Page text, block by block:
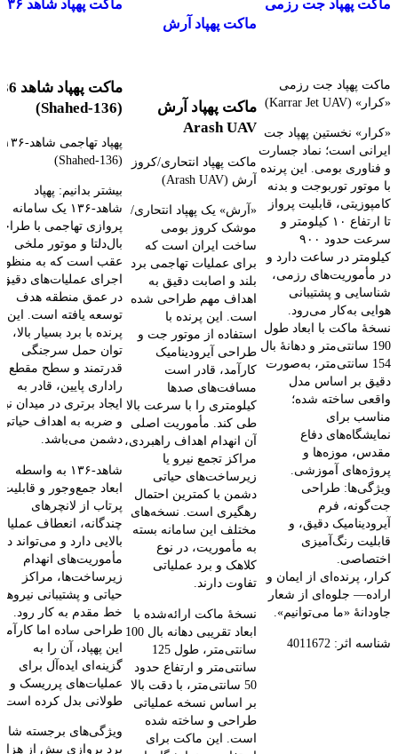
مشاهده سریع
ماکت پهپاد جت رزمی
ماکت پهپاد جت رزمی
«کرار» (Karrar Jet UAV)
«کرار» نخستین پهپاد جت
ایرانی است؛ نماد جسارت
و فناوری بومی. این پرنده
با موتور توربوجت و بدنه
کامپوزیتی، قابلیت پرواز
تا ارتفاع ۱۰ کیلومتر و
سرعت حدود ۹۰۰
کیلومتر در ساعت دارد و
در مأموریت‌های رزمی،
شناسایی و پشتیبانی
هوایی به‌کار می‌رود.
نسخهٔ ماکت با ابعاد طول
190 سانتی‌متر و دهانهٔ بال
154 سانتی‌متر، به‌صورت
دقیق بر اساس مدل
واقعی ساخته شده؛
مناسب برای
نمایشگاه‌های دفاع
مقدس، موزه‌ها و
پروژه‌های آموزشی.
ویژگی‌ها: طراحی
جت‌گونه، فرم
آیرودینامیک دقیق، و
قابلیت رنگ‌آمیزی
اختصاصی.
کرار، پرنده‌ای از ایمان و
اراده— جلوه‌ای از شعار
جاودانۀ «ما می‌توانیم».
شناسه اثر: 4011672
مشاهده سریع
ماکت پهپاد آرش
ماکت پهپاد آرش
Arash UAV
ماکت پهپاد انتحاری/کروز
آرش (Arash UAV)
«آرش» یک پهپاد انتحاری/
موشک کروز بومی
ساخت ایران است که
برای عملیات تهاجمی برد
بلند و اصابت دقیق به
اهداف مهم طراحی شده
است. این پرنده با
استفاده از موتور جت و
طراحی آیرودینامیک
کارآمد، قادر است
مسافت‌های صدها
کیلومتری را با سرعت بالا
طی کند. مأموریت اصلی
آن انهدام اهداف راهبردی،
مراکز تجمع نیرو یا
زیرساخت‌های حیاتی
دشمن با کمترین احتمال
رهگیری است. نسخه‌های
مختلف این سامانه بسته
به مأموریت، در نوع
کلاهک و برد عملیاتی
تفاوت دارند.
نسخهٔ ماکت ارائه‌شده با
ابعاد تقریبی دهانه بال 100
سانتی‌متر، طول 125
سانتی‌متر و ارتفاع حدود
50 سانتی‌متر، با دقت بالا
بر اساس نسخه عملیاتی
طراحی و ساخته شده
است. این ماکت برای
مشاهده سریع
ماکت پهپاد شاهد ۱۳۶
ماکت پهپاد
(Shahed‑136)
پهپاد تهاجمی شاهد‑۱۳۶
(Shahed‑136)
بیشتر بدانیم: پهپاد
شاهد‑۱۳۶ یک سامانه
پروازی تهاجمی با
بال‌دلتا و موتور ملخی
عقب است که به منظور
اجرای عملیات‌های دقیق
در عمق منطقه هدف
توسعه یافته است. این
پرنده با برد بسیار بالا،
توان حمل سرجنگی
قدرتمند و سطح مقطع
راداری پایین، قادر به
ایجاد برتری در میدان
و ضربه به اهداف حیاتی
دشمن می‌باشد.
شاهد‑۱۳۶ به واسطه
ابعاد جمع‌وجور و قابلیت
پرتاب از لانچرهای
چندگانه، انعطاف
بالایی دارد و می‌تواند در
مأموریت‌های انهدام
زیرساخت‌ها، مراکز
حیاتی و پشتیبانی
خط مقدم به کار رود.
طراحی ساده اما کارآمد
این پهپاد، آن را به
گزینه‌ای ایده‌آل برای
عملیات‌های پرریسک و
طولانی بدل کرده است.
ویژگی‌های برجسته
برد پروازی بیش از هزار